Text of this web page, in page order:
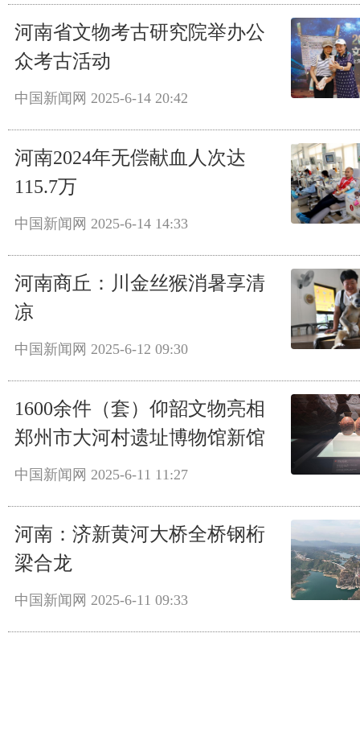
河南省文物考古研究院举办公
众考古活动
中国新闻网 2025-6-14 20:42
河南2024年无偿献血人次达
115.7万
中国新闻网 2025-6-14 14:33
河南商丘：川金丝猴消暑享清
凉
中国新闻网 2025-6-12 09:30
1600余件（套）仰韶文物亮相
郑州市大河村遗址博物馆新馆
中国新闻网 2025-6-11 11:27
河南：济新黄河大桥全桥钢桁
梁合龙
中国新闻网 2025-6-11 09:33